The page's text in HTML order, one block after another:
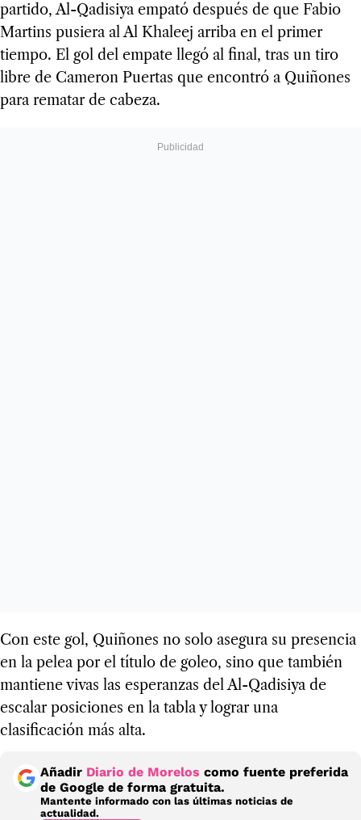
partido, Al-Qadisiya empató después de que Fabio
Martins pusiera al Al Khaleej arriba en el primer
tiempo. El gol del empate llegó al final, tras un tiro
libre de Cameron Puertas que encontró a Quiñones
para rematar de cabeza.
Con este gol, Quiñones no solo asegura su presencia
en la pelea por el título de goleo, sino que también
mantiene vivas las esperanzas del Al-Qadisiya de
escalar posiciones en la tabla y lograr una
clasificación más alta.
Añadir Diario de Morelos como fuente preferida
de Google de forma gratuita.
Mantente informado con las últimas noticias de
actualidad.